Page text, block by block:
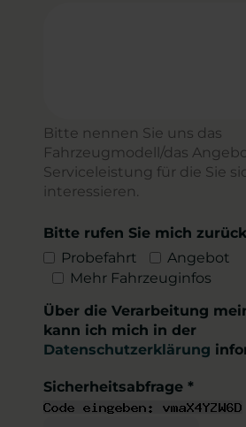
Bitte nennen Sie uns das
Fahrzeugmodell/das
Serviceleistung für die Sie
interessieren.
Bitte rufen Sie mich zurück
Probefahrt
Angebot
Mehr Fahrzeuginfos
Über die Verarbeitung
kann ich mich in der
Datenschutzerklärung
Sicherheitsabfrage *